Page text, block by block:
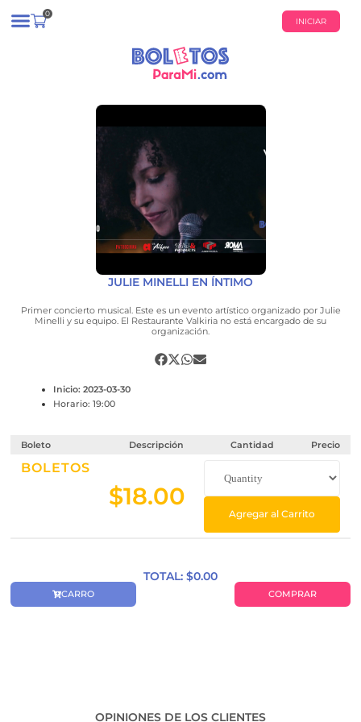
0
INICIAR
JULIE MINELLI EN ÍNTIMO
Primer concierto musical. Este es un evento artístico organizado por Julie
Minelli y su equipo. El Restaurante Valkiria no está encargado de su
organización.
Inicio: 2023-03-30
Horario: 19:00
Boleto Descripción Cantidad Precio
BOLETOS
$18.00
Agregar al Carrito
TOTAL: $0.00
CARRO COMPRAR
OPINIONES DE LOS CLIENTES